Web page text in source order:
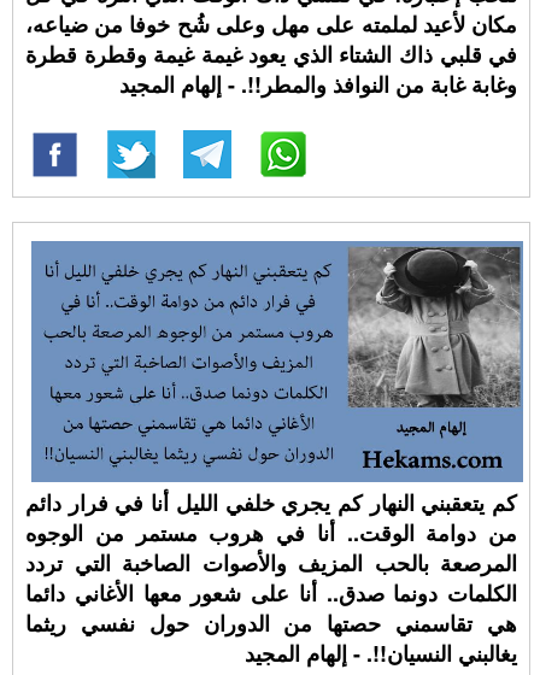
مكان لأعيد لملمته على مهل وعلى شُح خوفا من ضياعه،
في قلبي ذاك الشتاء الذي يعود غيمة غيمة وقطرة قطرة
وغابة غابة من النوافذ والمطر!!. - إلهام المجيد
كم يتعقبني النهار كم يجري خلفي الليل أنا في فرار دائم
من دوامة الوقت.. أنا في هروب مستمر من الوجوه
المرصعة بالحب المزيف والأصوات الصاخبة التي تردد
الكلمات دونما صدق.. أنا على شعور معها الأغاني دائما
هي تقاسمني حصتها من الدوران حول نفسي ريثما
يغالبني النسيان!!. - إلهام المجيد